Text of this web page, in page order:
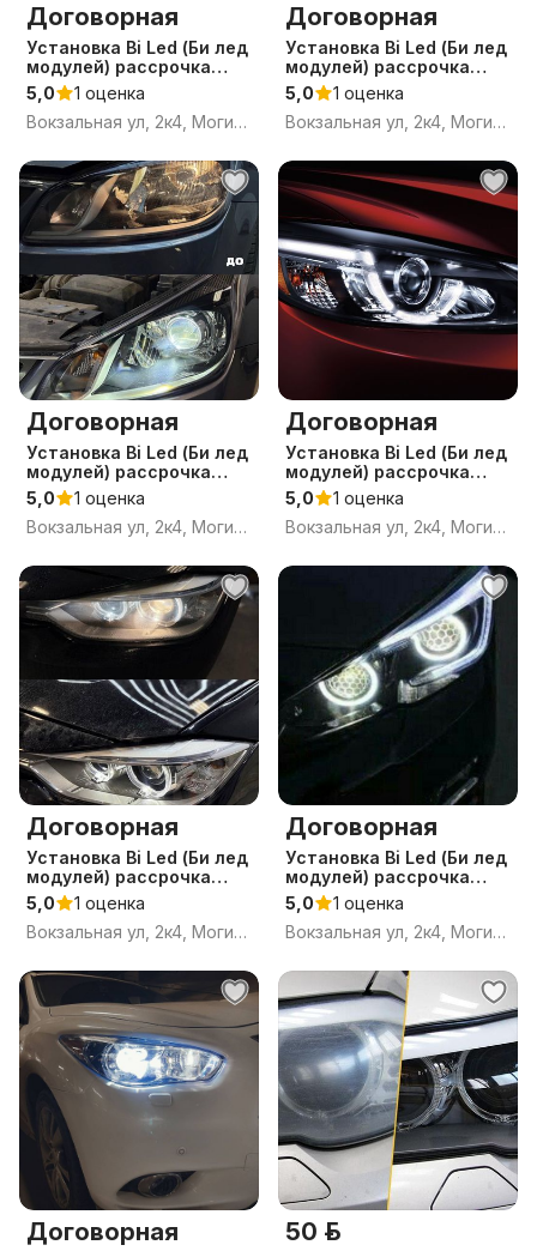
Договорная
Уcтaновка Bi Led (Би лед
модулей) рассрочка
линз, рeмонт,
регулировка и оклейка
фар в Могилеве.(Осип
5,0
1 оценка
Вокзальная ул, 2к4, Могилёв, Могилёвская область
Договорная
Уcтaновка Bi Led (Би лед
модулей) рассрочка
линз, рeмонт,
регулировка и оклейка
фар в Могилеве.(Кост
5,0
1 оценка
Вокзальная ул, 2к4, Могилёв, Могилёвская область
Договорная
Уcтaновка Bi Led (Би лед
модулей) рассрочка
линз, рeмонт,
регулировка и оклейка
фар в Могилеве.(Слав
5,0
1 оценка
Вокзальная ул, 2к4, Могилёв, Могилёвская область
Договорная
Уcтaновка Bi Led (Би лед
модулей) рассрочка
линз, рeмонт,
регулировка и оклейка
фар в Могилеве.(Горк
5,0
1 оценка
Вокзальная ул, 2к4, Могилёв, Могилёвская область
Договорная
Уcтaновка Bi Led (Би лед
модулей) рассрочка
линз, рeмонт,
регулировка и оклейка
фар.
5,0
1 оценка
Вокзальная ул, 2к4, Могилёв, Могилёвская область
Договорная
Уcтaновка Bi Led (Би лед
модулей) рассрочка
линз, рeмонт,
регулировка и оклейка
фар в Могилеве.(Быхо
5,0
1 оценка
Вокзальная ул, 2к4, Могилёв, Могилёвская область
Договорная 50 р.